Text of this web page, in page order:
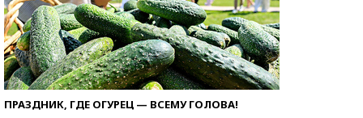
ПРАЗДНИК, ГДЕ ОГУРЕЦ — ВСЕМУ ГОЛОВА!